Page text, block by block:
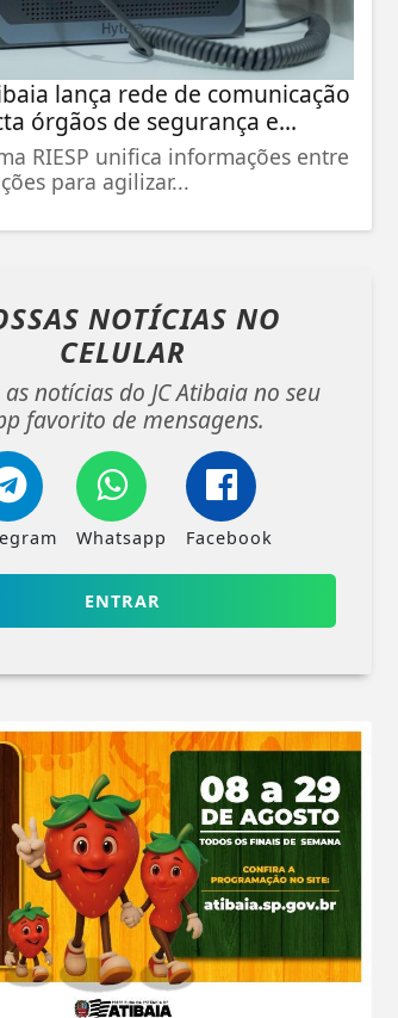
lança rede de comunicação
órgãos de segurança e...
RIESP unifica informações entre
para agilizar...
NOTÍCIAS NO
CELULAR
as notícias do JC Atibaia no seu
favorito de mensagens.
Whatsapp Facebook
ENTRAR